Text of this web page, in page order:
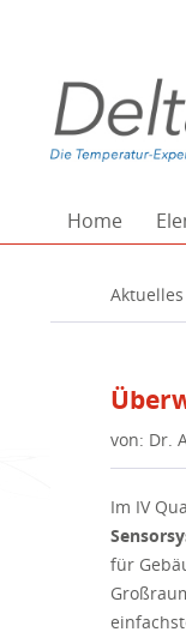
Home
Aktuelles
von: Dr.
Im IV
für